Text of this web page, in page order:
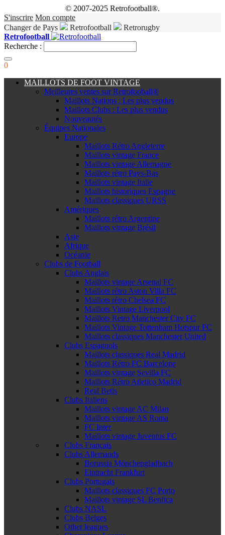
© 2007-2025 Retrofootball®.
S'inscrire Mon compte
Changer de Pays
Retrofootball
Retrorugby
Retrofootball
Recherche :
0
MAILLOTS DE FOOT VINTAGE
Meilleures ventes sur Retrofooball®
Maillots Nations : Les plus vendus
Maillots Clubs : Les plus vendus
Nouveautés
Équipes Nationales
Europe
Maillots Rétro Angleterre
Maillots vintage France
Maillots vintage Allemagne
Maillots rétro Pays-Bas
Maillots vintage Italie
Maillots historiques Espagne
Maillots classiques URSS
Amériques
Maillots rétro Argentine
Maillots vintage Brésil
Asie
Afrique
Océanie
Clubs de Football
Clubs Anglais
Maillots vintage Arsenal FC
Maillots rétro Aston Villa FC
Maillots rétro Chelsea FC
Maillots Vintage Liverpool
Maillots Retro Manchester City FC
Maillots Vintage Tottenham Hotspur FC
Maillots classiques Manchester United
Clubs Espagnols
Maillots classiques Real Madrid
Maillots Rétro FC Barcelone
Maillots vintage Sevilla FC
Maillots Rétro Atletico Madrid
Real Betis
Clubs Italiens
Maillots vintage AC Milan
Maillots vintage AS Roma
FC Inter
Maillots vintage Juventus FC
Clubs Français
Clubs Allemands
Borussia Mönchengladbach
Eintracht Frankfurt
Clubs Portugais
Maillots classiques FC Porto
Maillots vintage SL Benfica
Clubs NASL
Clubs Belges
Other leagues